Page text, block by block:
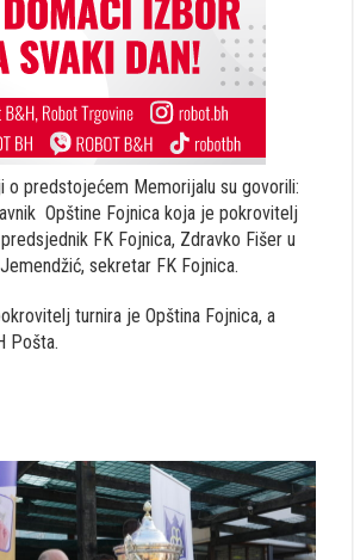
o predstojećem Memorijalu su govorili:
Opštine Fojnica koja je pokrovitelj
FK Fojnica, Zdravko Fišer u
sekretar FK Fojnica.
turnira je Opština Fojnica, a
Pošta.